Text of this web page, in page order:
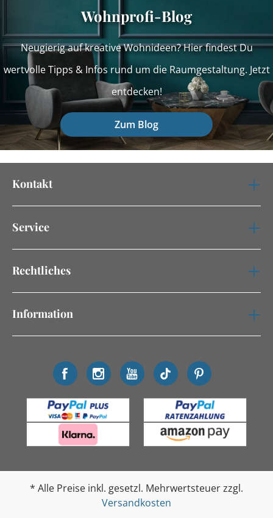
Wohnprofi-Blog
Neugierig auf kreative Wohnideen? Hier findest Du
wertvolle Tipps & Infos rund um die Raumgestaltung. Jetzt
entdecken!
Zum Blog
Kontakt
Service
Rechtliches
Information
* Alle Preise inkl. gesetzl. Mehrwertsteuer zzgl.
Versandkosten